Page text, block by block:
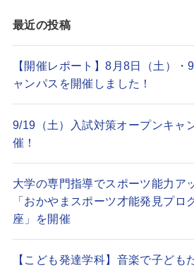
最近の投稿
【開催レポート】8月8日（土）・
ャンパスを開催しました！
9/19（土）入試対策オープンキャ
催！
大学の専門指導でスポーツ能力ア
「おかやまスポーツ才能発見プロ
座」を開催
【こども発達学科】音楽で子ども